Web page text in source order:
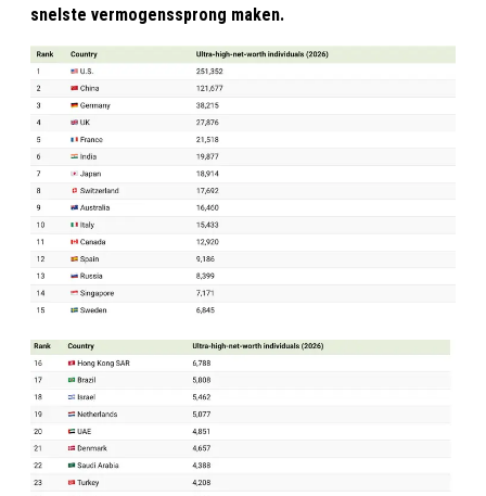
snelste vermogenssprong maken.